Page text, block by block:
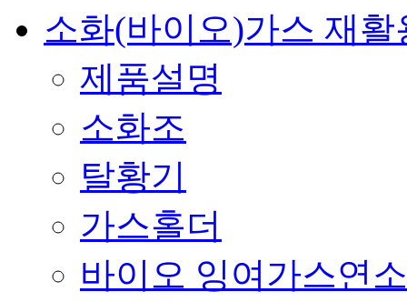
소화(바이오)가스 재활
제품설명
소화조
탈황기
가스홀더
바이오 잉여가스연